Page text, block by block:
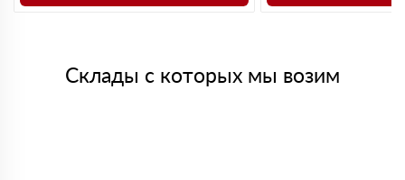
Склады с которых мы возим